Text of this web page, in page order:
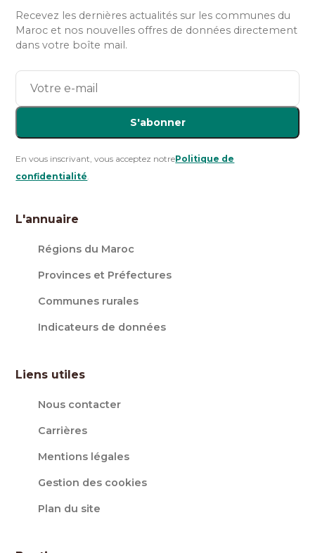
Recevez les dernières actualités sur les communes du
Maroc et nos nouvelles offres de données directement
dans votre boîte mail.
S'abonner
En vous inscrivant, vous acceptez notrePolitique de
confidentialité.
L'annuaire
Régions du Maroc
Provinces et Préfectures
Communes rurales
Indicateurs de données
Liens utiles
Nous contacter
Carrières
Mentions légales
Gestion des cookies
Plan du site